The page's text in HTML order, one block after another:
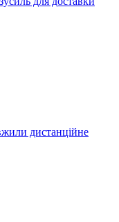
дистанційне